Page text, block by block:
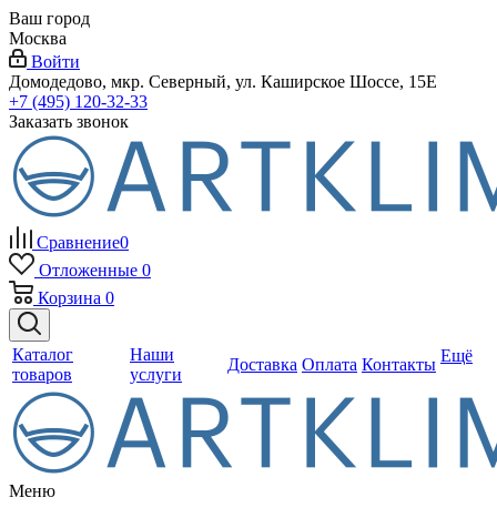
Ваш город
Москва
Войти
Домодедово, мкр. Северный, ул. Каширское Шоссе, 15Е
+7 (495) 120-32-33
Заказать звонок
Сравнение0
Отложенные 0
Корзина 0
Каталог
товаров
Наши
услуги
Доставка Оплата Контакты Ещё
Меню